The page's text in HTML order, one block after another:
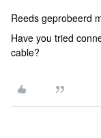
Reeds geprobeerd
Have you tried
cable?